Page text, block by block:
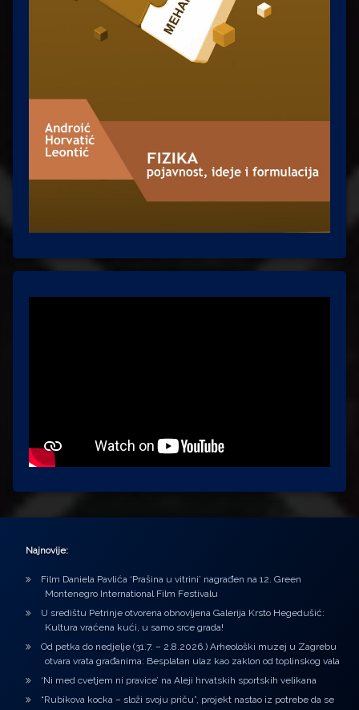
Najnovije:
Film Daniela Pavlića ‘Prašina u vitrini’ nagrađen na 12. Green
Montenegro International Film Festivalu
U središtu Petrinje otvorena obnovljena Galerija Krsto Hegedušić:
Kultura vraćena kući, u samo srce grada!
Od petka do nedjelje (31.7. – 2.8.2026.) Arheološki muzej u Zagrebu
otvara vrata građanima: Besplatan ulaz kao zaklon od toplinskog vala
‘Ni med cvetjem ni pravice’ na Aleji hrvatskih sportskih velikana
“Rubikova kocka – složi svoju priču”, projekt nastao iz potrebe da se